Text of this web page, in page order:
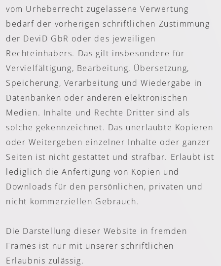
vom Urheberrecht zugelassene Verwertung
bedarf der vorherigen schriftlichen Zustimmung
der DeviD GbR oder des jeweiligen
Rechteinhabers. Das gilt insbesondere für
Vervielfältigung, Bearbeitung, Übersetzung,
Speicherung, Verarbeitung und Wiedergabe in
Datenbanken oder anderen elektronischen
Medien. Inhalte und Rechte Dritter sind als
solche gekennzeichnet. Das unerlaubte Kopieren
oder Weitergeben einzelner Inhalte oder ganzer
Seiten ist nicht gestattet und strafbar. Erlaubt ist
lediglich die Anfertigung von Kopien und
Downloads für den persönlichen, privaten und
nicht kommerziellen Gebrauch.
Die Darstellung dieser Website in fremden
Frames ist nur mit unserer schriftlichen
Erlaubnis zulässig.